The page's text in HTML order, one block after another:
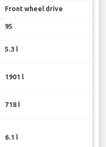
Front wheel drive
95
5.3 l
1901 l
718 l
6.1 l